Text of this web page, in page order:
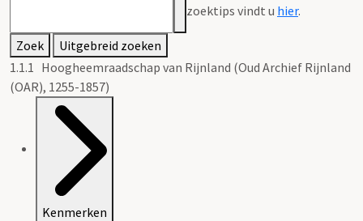
zoektips vindt u hier.
Zoek
Uitgebreid zoeken
1.1.1 Hoogheemraadschap van Rijnland (Oud Archief Rijnland
(OAR), 1255-1857)
Kenmerken